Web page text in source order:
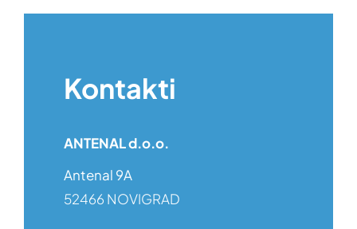
Kontakti
ANTENAL d.o.o.
Antenal 9A
52466 NOVIGRAD